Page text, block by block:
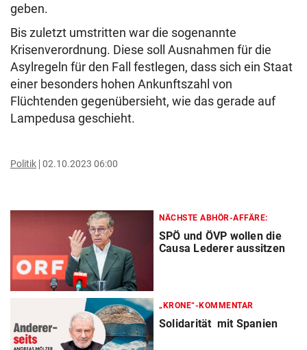
geben.
Bis zuletzt umstritten war die sogenannte
Krisenverordnung. Diese soll Ausnahmen für die
Asylregeln für den Fall festlegen, dass sich ein Staat
einer besonders hohen Ankunftszahl von
Flüchtenden gegenübersieht, wie das gerade auf
Lampedusa geschieht.
Politik 02.10.2023 06:00
NÄCHSTE ABHÖR-AFFÄRE:
SPÖ und ÖVP wollen die
Causa Lederer aussitzen
„KRONE“-KOMMENTAR
Solidarität mit Spanien